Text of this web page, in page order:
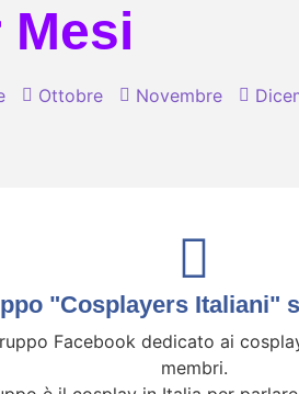
Ottobre Novembre
"Cosplayers Italiani"
Facebook dedicato ai
membri.